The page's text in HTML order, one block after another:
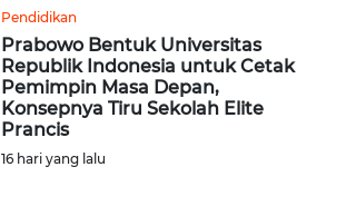
Pendidikan
Prabowo Bentuk Universitas
Republik Indonesia untuk Cetak
Pemimpin Masa Depan,
Konsepnya Tiru Sekolah Elite
Prancis
16 hari yang lalu